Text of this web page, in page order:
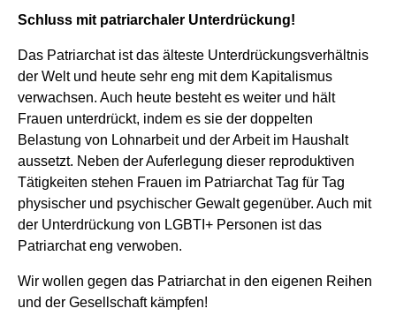
Schluss mit patriarchaler Unterdrückung!
Das Patriarchat ist das älteste Unterdrückungsverhältnis
der Welt und heute sehr eng mit dem Kapitalismus
verwachsen. Auch heute besteht es weiter und hält
Frauen unterdrückt, indem es sie der doppelten
Belastung von Lohnarbeit und der Arbeit im Haushalt
aussetzt. Neben der Auferlegung dieser reproduktiven
Tätigkeiten stehen Frauen im Patriarchat Tag für Tag
physischer und psychischer Gewalt gegenüber. Auch mit
der Unterdrückung von LGBTI+ Personen ist das
Patriarchat eng verwoben.
Wir wollen gegen das Patriarchat in den eigenen Reihen
und der Gesellschaft kämpfen!